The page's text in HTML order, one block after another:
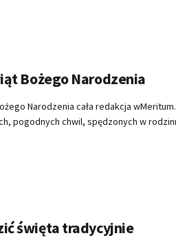
Bożego Narodzenia
Narodzenia cała redakcja
pogodnych chwil, spędzonych w
święta tradycyjnie